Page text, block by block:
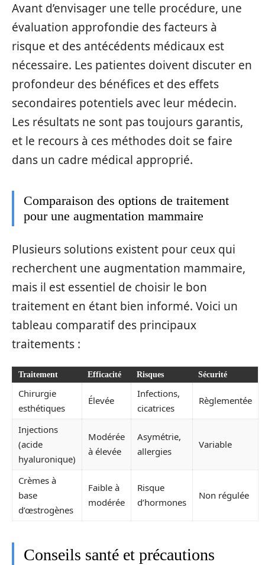
Avant d’envisager une telle procédure, une
évaluation approfondie des facteurs à
risque et des antécédents médicaux est
nécessaire. Les patientes doivent discuter en
profondeur des bénéfices et des effets
secondaires potentiels avec leur médecin.
Les résultats ne sont pas toujours garantis,
et le recours à ces méthodes doit se faire
dans un cadre médical approprié.
Comparaison des options de traitement
pour une augmentation mammaire
Plusieurs solutions existent pour ceux qui
recherchent une augmentation mammaire,
mais il est essentiel de choisir le bon
traitement en étant bien informé. Voici un
tableau comparatif des principaux
traitements :
Traitement Efficacité Risques Sécurité
Chirurgie
esthétiques
Élevée
Infections,
cicatrices
Règlementée
Injections
(acide
hyaluronique)
Modérée
à élevée
Asymétrie,
allergies
Variable
Crèmes à
base
d’œstrogènes
Faible à
modérée
Risque
d’hormones
Non régulée
Conseils santé et précautions